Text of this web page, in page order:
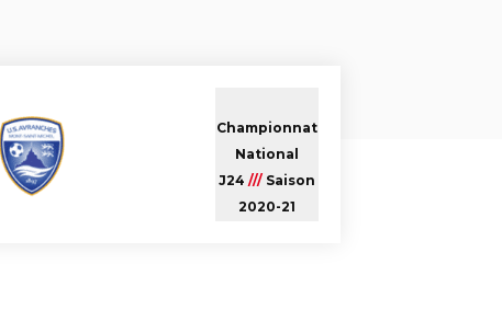
Championnat
National
J24 /// Saison
2020-21